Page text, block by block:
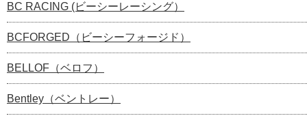
BC RACING (ビーシーレーシング）
BCFORGED（ビーシーフォージド）
BELLOF（ベロフ）
Bentley（ベントレー）